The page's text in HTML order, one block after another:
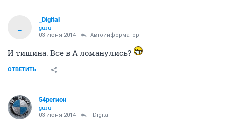
_Digital
guru
03 июня 2014 Автоинформатор
И тишина. Все в А ломанулись?
ОТВЕТИТЬ
54регион
guru
03 июня 2014 _Digital